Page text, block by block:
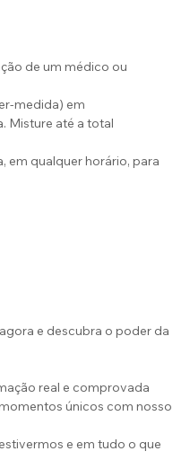
de um médico ou
medida) em
Misture até a total
em qualquer horário, para
e descubra o poder da
real e comprovada
únicos com nosso
e em tudo o que